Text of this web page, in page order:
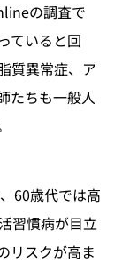
の調査で
ていると回
質異常症、ア
たちも一般人
60歳代では高
習慣病が目立
リスクが高ま